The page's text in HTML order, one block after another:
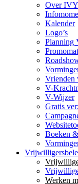
Over
Kalender
Logo’s
Planning
Vrienden
V-
V-Wijzer
Gratis
Boeken
Werken